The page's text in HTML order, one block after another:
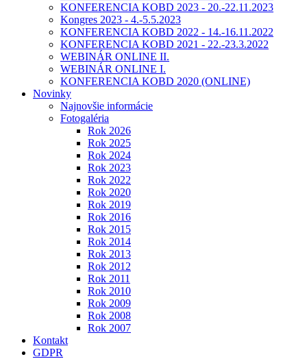
KONFERENCIA KOBD 2023 - 20.-22.11.2023
Kongres 2023 - 4.-5.5.2023
KONFERENCIA KOBD 2022 - 14.-16.11.2022
KONFERENCIA KOBD 2021 - 22.-23.3.2022
WEBINÁR ONLINE II.
WEBINÁR ONLINE I.
KONFERENCIA KOBD 2020 (ONLINE)
Novinky
Najnovšie informácie
Fotogaléria
Rok 2026
Rok 2025
Rok 2024
Rok 2023
Rok 2022
Rok 2020
Rok 2019
Rok 2016
Rok 2015
Rok 2014
Rok 2013
Rok 2012
Rok 2011
Rok 2010
Rok 2009
Rok 2008
Rok 2007
Kontakt
GDPR